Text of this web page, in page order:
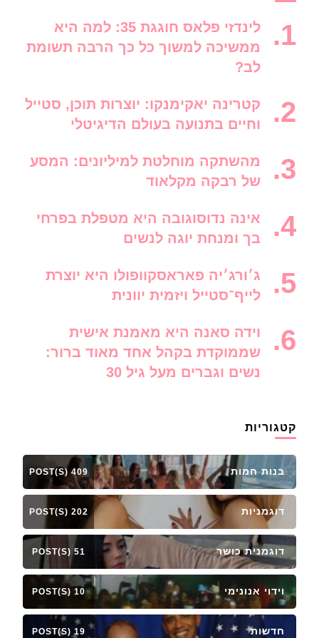
לינדזי פלאס חוגגת 35: למה היא
ממשיכה למשוך כל כך הרבה תשומת
לב?
קטרינה יאקימנקו: יוצרות תוכן, סטייל
וחיים בתנועה בעולם הדיגיטלי
מהשתקה מוחלטת למיליונים: המסע
של רבקה מקלאוד
אינה נדוסוגובה היא מטפלת בפרחי
בך ומנחת יוגה לנשים
ג׳ורג׳יה פאראסקוופולו היא יוצרת
לייף־סטייל ויזמית יוונית
וידה סאנה היא מאמנת אישית
שממוקדת בקהל אחד מאוד ברור:
נשים וגברים מעל גיל 30
קטגוריות
בנות חמות 409 POST(S)
דוגמניות 202 POST(S)
דוגמנית כושר 51 POST(S)
וידוי אנונימי 10 POST(S)
חדשות 19 POST(S)